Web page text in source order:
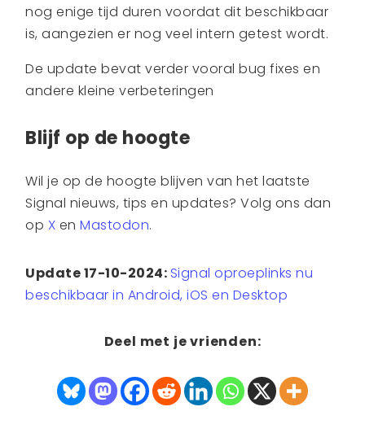
nog enige tijd duren voordat dit beschikbaar
is, aangezien er nog veel intern getest wordt.
De update bevat verder vooral bug fixes en
andere kleine verbeteringen
Blijf op de hoogte
Wil je op de hoogte blijven van het laatste
Signal nieuws, tips en updates? Volg ons dan
op X enMastodon.
Update 17-10-2024: Signal oproeplinks nu
beschikbaar in Android, iOS en Desktop
Deel met je vrienden: